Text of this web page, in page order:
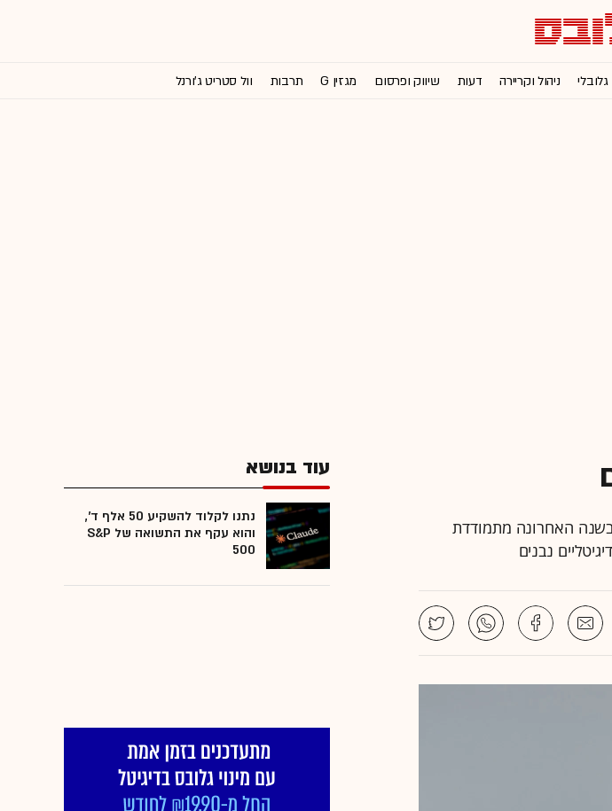
גלובלי ניהול וקריירה דעות שיווק ופרסום מגזין G תרבות וול סטריט ג'ורנל
בשנה האחרונה מתמודדת
נבנים
עוד בנושא
נתנו לקלוד להשקיע 50 אלף ד',
והוא עקף את התשואה של S&P
500